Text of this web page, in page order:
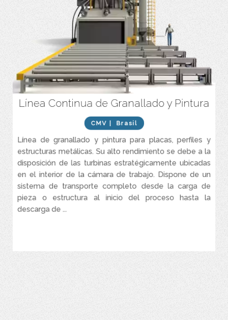
Línea Continua de Granallado y Pintura
CMV | Brasil
Línea de granallado y pintura para placas, perfiles y
estructuras metálicas. Su alto rendimiento se debe a la
disposición de las turbinas estratégicamente ubicadas
en el interior de la cámara de trabajo. Dispone de un
sistema de transporte completo desde la carga de
pieza o estructura al inicio del proceso hasta la
descarga de ...
Gran eficiencia energética
La mejor relación costo/beneficio del mercado
Cumple con volúmenes de producción pequeños y grandes
Producción en serie de granallado y pintura
Horno de precalentamiento
Máquina granalladora automática turbinada
Cabina de pintura automática